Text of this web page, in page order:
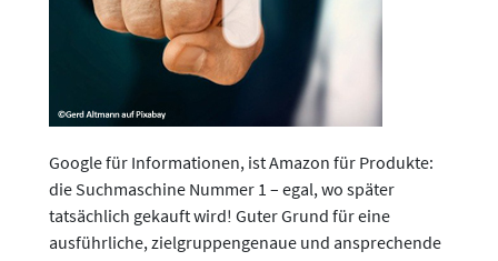
Google für Informationen, ist Amazon für Produkte:
die Suchmaschine Nummer 1 – egal, wo später
tatsächlich gekauft wird! Guter Grund für eine
ausführliche, zielgruppengenaue und ansprechende